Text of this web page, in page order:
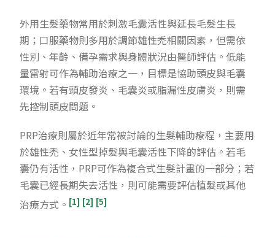
外用生髮藥物常用於刺激毛囊活性與延長毛髮生長
期；口服藥物則多用於調節雄性禿相關因素，但需依
性別、年齡、備孕需求與身體狀況由醫師評估。低能
量雷射可作為輔助治療之一，目標是協助頭皮與毛囊
環境。若有頭皮發炎、毛囊炎或脂漏性皮膚炎，則需
先控制頭皮問題。
PRP治療則屬於近年常被討論的生髮輔助療程，主要用
於雄性禿、女性型掉髮與毛囊活性下降的評估。若毛
囊仍有活性，PRP可作為複合式生髮計畫的一部分；若
毛囊已經長期失去活性，則可能需要評估植髮或其他
治療方式。 [1] [2] [5]